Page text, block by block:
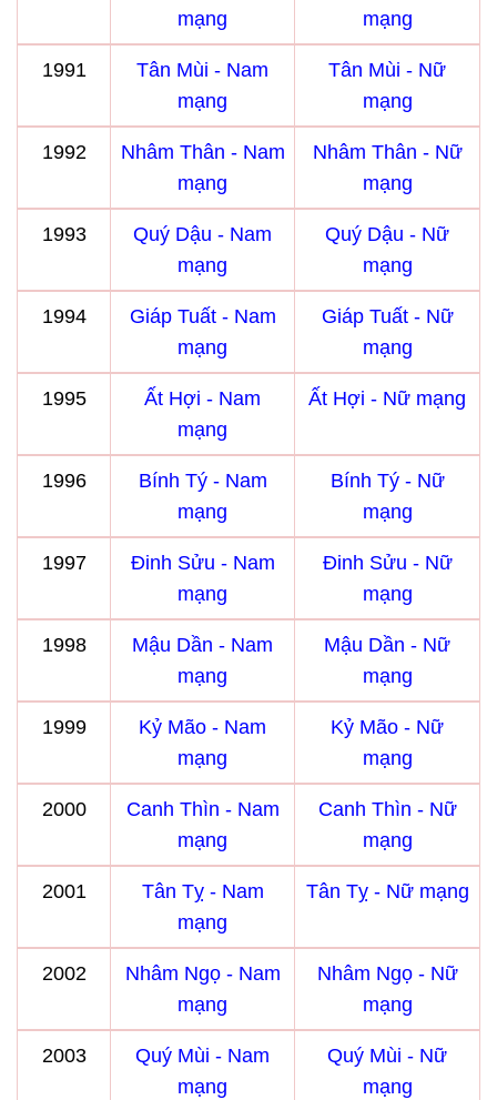
mạng
mạng
1991
Tân Mùi - Nam
mạng
Tân Mùi - Nữ
mạng
1992
Nhâm Thân - Nam
mạng
Nhâm Thân - Nữ
mạng
1993
Quý Dậu - Nam
mạng
Quý Dậu - Nữ
mạng
1994
Giáp Tuất - Nam
mạng
Giáp Tuất - Nữ
mạng
1995
Ất Hợi - Nam
mạng
Ất Hợi - Nữ mạng
1996
Bính Tý - Nam
mạng
Bính Tý - Nữ
mạng
1997
Đinh Sửu - Nam
mạng
Đinh Sửu - Nữ
mạng
1998
Mậu Dần - Nam
mạng
Mậu Dần - Nữ
mạng
1999
Kỷ Mão - Nam
mạng
Kỷ Mão - Nữ
mạng
2000
Canh Thìn - Nam
mạng
Canh Thìn - Nữ
mạng
2001
Tân Tỵ - Nam
mạng
Tân Tỵ - Nữ mạng
2002
Nhâm Ngọ - Nam
mạng
Nhâm Ngọ - Nữ
mạng
2003
Quý Mùi - Nam
mạng
Quý Mùi - Nữ
mạng